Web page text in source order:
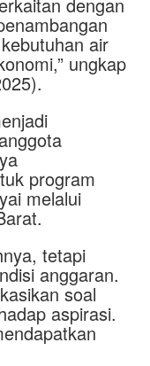
air
ungkap
program
melalui
tetapi
anggaran.
soal
aspirasi.